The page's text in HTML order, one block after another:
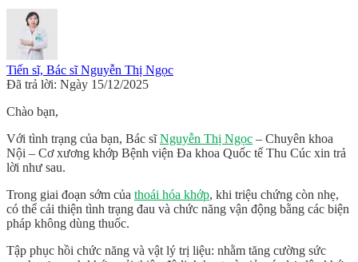
Tiến sĩ, Bác sĩ Nguyễn Thị Ngọc
Đã trả lời: Ngày 15/12/2025
Chào bạn,
Với tình trạng của bạn, Bác sĩNguyễn Thị Ngọc – Chuyên khoa
Nội – Cơ xương khớp Bệnh viện Đa khoa Quốc tế Thu Cúc xin trả
lời như sau.
Trong giai đoạn sớm của thoái hóa khớp, khi triệu chứng còn nhẹ,
có thể cải thiện tình trạng đau và chức năng vận động bằng các biện
pháp không dùng thuốc.
Tập phục hồi chức năng và vật lý trị liệu: nhằm tăng cường sức